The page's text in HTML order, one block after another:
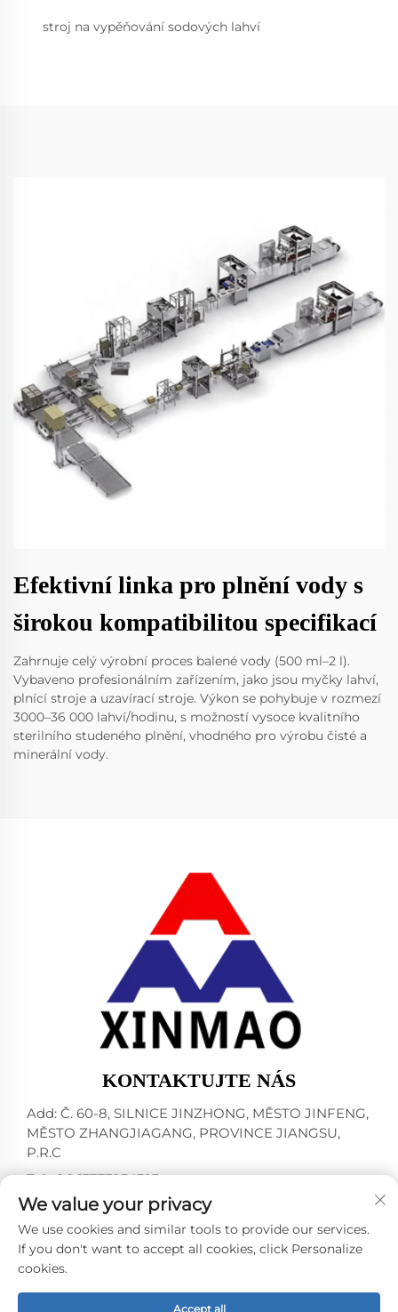
stroj na vypěňování sodových lahví
Efektivní linka pro plnění vody s
širokou kompatibilitou specifikací
Zahrnuje celý výrobní proces balené vody (500 ml–2 l).
Vybaveno profesionálním zařízením, jako jsou myčky lahví,
plnící stroje a uzavírací stroje. Výkon se pohybuje v rozmezí
3000–36 000 lahví/hodinu, s možností vysoce kvalitního
sterilního studeného plnění, vhodného pro výrobu čisté a
minerální vody.
KONTAKTUJTE NÁS
Add: Č. 60-8, SILNICE JINZHONG, MĚSTO JINFENG,
MĚSTO ZHANGJIAGANG, PROVINCE JIANGSU,
P.R.C
Tel:+86-13773234393
E-mail: [email protected]
Všechna práva vyhrazena © 2024 ZHANGJIAGANG CITY
XINMAO DRINK MACHINERY CO.,LTD. -Zásady
ochrany osobních údajů
We value your privacy
We use cookies and similar tools to provide our services.
If you don't want to accept all cookies, click Personalize
cookies.
Accept all